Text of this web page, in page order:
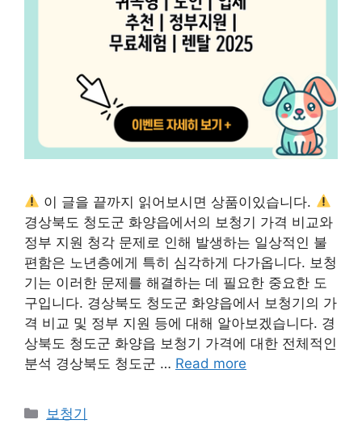
이 글을 끝까지 읽어보시면 상품이있습니다.
경상북도 청도군 화양읍에서의 보청기 가격 비교와
정부 지원 청각 문제로 인해 발생하는 일상적인 불
편함은 노년층에게 특히 심각하게 다가옵니다. 보청
기는 이러한 문제를 해결하는 데 필요한 중요한 도
구입니다. 경상북도 청도군 화양읍에서 보청기의 가
격 비교 및 정부 지원 등에 대해 알아보겠습니다. 경
상북도 청도군 화양읍 보청기 가격에 대한 전체적인
분석 경상북도 청도군 … Read more
카
보청기